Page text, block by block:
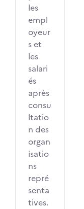
les
empl
oyeur
s et
les
salari
és
après
consu
ltatio
n des
organ
isatio
ns
repré
senta
tives.